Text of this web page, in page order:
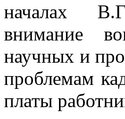
началах
внимание
научных и
проблемам
платы